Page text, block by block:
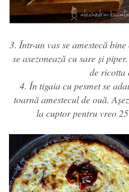
3. Într-un vas se amestecă
se asezonează cu sare și
de ricotta
4. În tigaia cu pesmet se
toarnă amestecul de ouă.
la cuptor pentru vreo